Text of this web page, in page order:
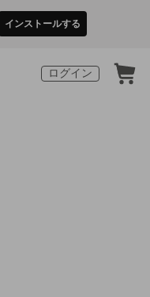
インストールする
ログイン